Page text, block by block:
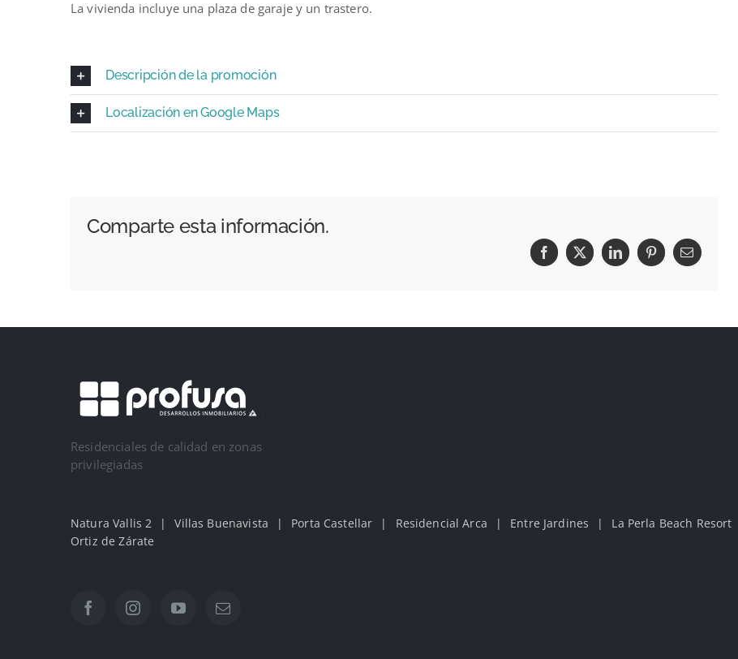
La vivienda incluye una plaza de garaje y un trastero.
Descripción de la promoción
Localización en Google Maps
Comparte esta información.
Facebook
X LinkedInPinterestCorreo
electrónico
Residenciales de calidad en zonas
privilegiadas
Natura Vallis 2 Villas Buenavista Porta Castellar Residencial Arca Entre Jardines La Perla Beach Resort
Ortiz de Zárate